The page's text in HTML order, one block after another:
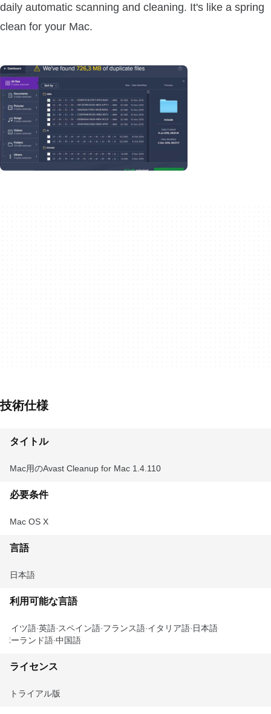
daily automatic scanning and cleaning. It's like a spring
clean for your Mac.
技術仕様
タイトル
Mac用のAvast Cleanup for Mac 1.4.110
必要条件
Mac OS X
言語
日本語
利用可能な言語
ドイツ語 英語 スペイン語 フランス語 イタリア語 日本語
ポーランド語 中国語
ライセンス
トライアル版